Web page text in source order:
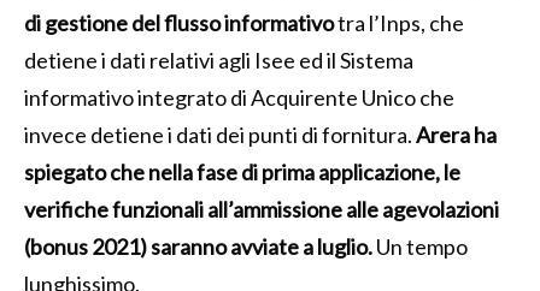
di gestione del flusso informativotra l’Inps, che
detiene i dati relativi agli Isee ed il Sistema
informativo integrato di Acquirente Unico che
invece detiene i dati dei punti di fornitura.Arera ha
spiegato che nella fase di prima applicazione, le
verifiche funzionali all’ammissione alle agevolazioni
(bonus 2021) saranno avviate a luglio.Un tempo
lunghissimo.